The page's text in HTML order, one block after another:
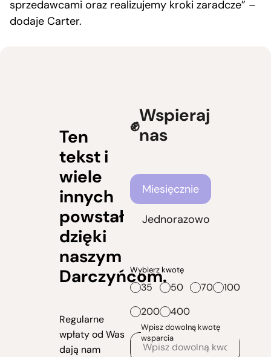
sprzedawcami oraz realizujemy kroki zaradcze” –
dodaje Carter.
Ten
tekst i
wiele
innych
powstał
dzięki
naszym
Darczyńcom.
Regularne
wpłaty od Was
dają nam
Wspieraj
nas
Częstotliwość wsparcia
Miesięcznie
Jednorazowo
Wybierz kwotę
35 50 70
100
200
400
Wpisz dowolną kwotę
wsparcia